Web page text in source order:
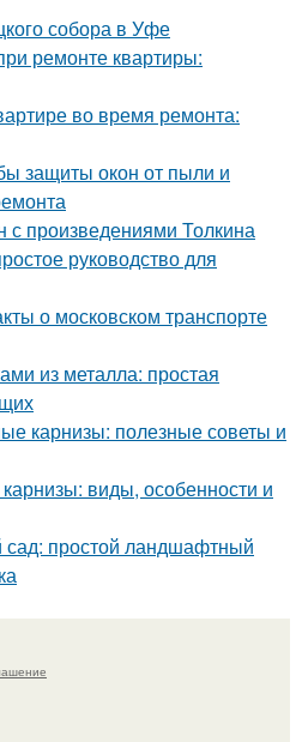
собора в Уфе
ремонте квартиры:
во время ремонта:
защиты окон от пыли и
с произведениями Толкина
руководство для
о московском транспорте
из металла: простая
карнизы: полезные советы и
виды, особенности и
сад: простой ландшафтный